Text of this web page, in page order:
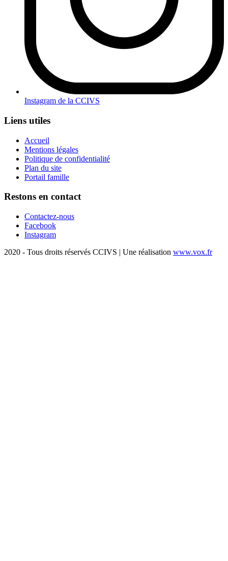
Instagram de la CCIVS
Liens utiles
Accueil
Mentions légales
Politique de confidentialité
Plan du site
Portail famille
Restons en contact
Contactez-nous
Facebook
Instagram
2020 - Tous droits réservés CCIVS | Une réalisation www.vox.fr